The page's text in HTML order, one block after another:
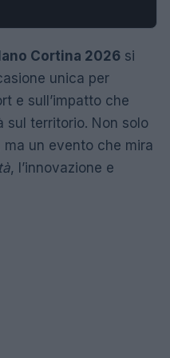
Cortina 2026 si
unica per
e sull’impatto che
sul territorio. Non solo
un evento che mira
, l’innovazione e